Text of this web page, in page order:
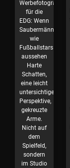
Werbefotografie
für die
EDG: Wenn
Saubermänner
wie
Fußballstars
aussehen
Harte
Schatten,
eine leicht
untersichtige
Perspektive,
gekreuzte
Arme.
Nicht auf
dem
Spielfeld,
sondern
im Studio